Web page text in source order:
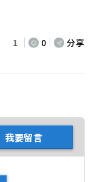
1 0 分享
我要留言